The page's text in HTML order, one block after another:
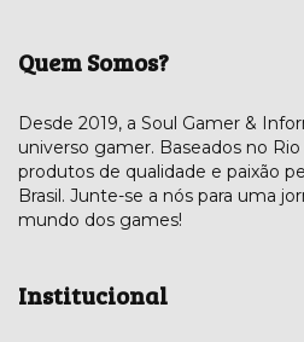
Quem Somos?
Desde 2019, a Soul Gamer &
universo gamer. Baseados no
produtos de qualidade e paixão
Brasil. Junte-se a nós para uma
mundo dos games!
Institucional